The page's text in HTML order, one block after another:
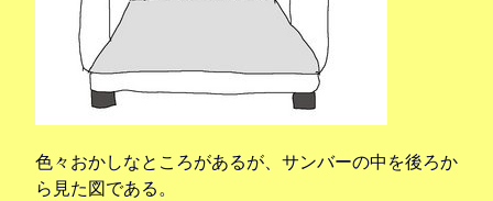
色々おかしなところがあるが、サンバーの中を後ろか
ら見た図である。